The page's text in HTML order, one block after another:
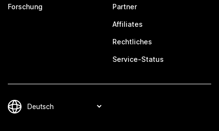
Forschung Partner
Affiliates
Rechtliches
Service-Status